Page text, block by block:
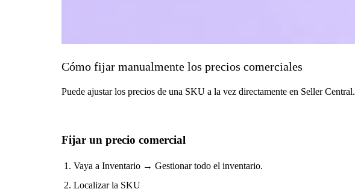
Cómo fijar manualmente los precios comerciales
Puede ajustar los precios de una SKU a la vez directamente en Seller Central.
Fijar un precio comercial
Vaya a Inventario → Gestionar todo el inventario.
Localizar la SKU